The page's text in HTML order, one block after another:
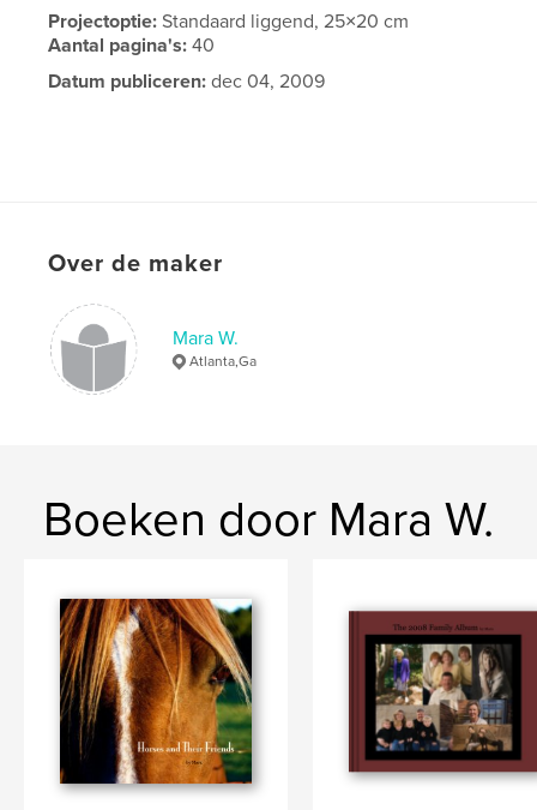
Projectoptie:Standaard liggend, 25×20 cm
Aantal pagina's:40
Datum publiceren: dec 04, 2009
Over de maker
Mara W.
Atlanta,Ga
Boeken door Mara W.